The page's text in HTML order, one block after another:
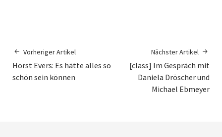
Vorheriger Artikel
Horst Evers: Es hätte alles so
schön sein können
Nächster Artikel
[class] Im Gespräch mit
Daniela Dröscher und
Michael Ebmeyer